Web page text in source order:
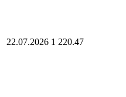
22.07.2026 1 220.47